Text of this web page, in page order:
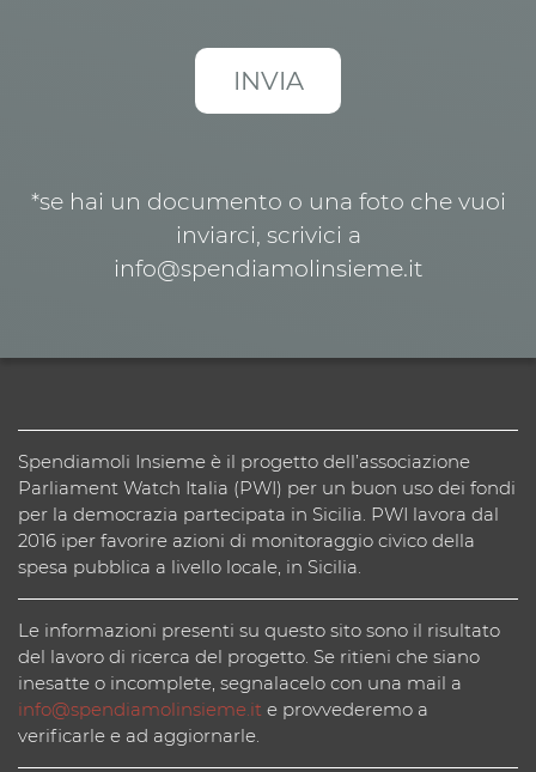
*se hai un documento o una foto che vuoi
inviarci, scrivici a
info@spendiamolinsieme.it
Spendiamoli Insieme è il progetto dell’associazione
Parliament Watch Italia (PWI) per un buon uso dei fondi
per la democrazia partecipata in Sicilia. PWI lavora dal
2016 iper favorire azioni di monitoraggio civico della
spesa pubblica a livello locale, in Sicilia.
Le informazioni presenti su questo sito sono il risultato
del lavoro di ricerca del progetto. Se ritieni che siano
inesatte o incomplete, segnalacelo con una mail a
info@spendiamolinsieme.it e provvederemo a
verificarle e ad aggiornarle.